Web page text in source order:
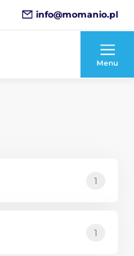
info@momanio.pl
Menu
1
1